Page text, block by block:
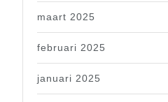
maart 2025
februari 2025
januari 2025